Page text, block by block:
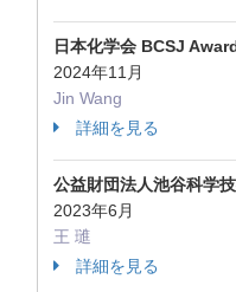
日本化学会 BCSJ
2024年11月
Jin Wang
詳細を見る
公益財団法人池谷科学
2023年6月
王 璡
詳細を見る